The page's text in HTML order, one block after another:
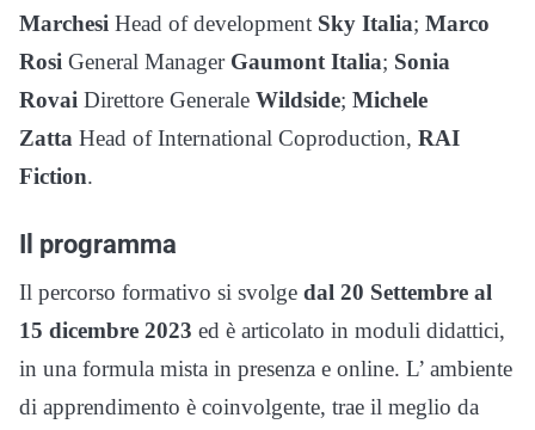
Marchesi Head of development Sky Italia; Marco
Rosi General Manager Gaumont Italia; Sonia
Rovai Direttore Generale Wildside; Michele
Zatta Head of International Coproduction, RAI
Fiction.
Il programma
Il percorso formativo si svolge dal 20 Settembre al
15 dicembre 2023 ed è articolato in moduli didattici,
in una formula mista in presenza e online. L’ ambiente
di apprendimento è coinvolgente, trae il meglio da